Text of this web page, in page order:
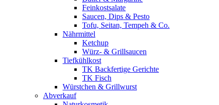
Feinkostsalate
Saucen, Dips & Pesto
Tofu, Seitan, Tempeh & Co.
Nährmittel
Ketchup
Würz- & Grillsaucen
Tiefkühlkost
TK Backfertige Gerichte
TK Fisch
Würstchen & Grillwurst
Abverkauf